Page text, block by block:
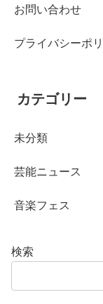
お問い合わせ
プライバシーポ
カテゴリー
未分類
芸能ニュース
音楽フェス
検索